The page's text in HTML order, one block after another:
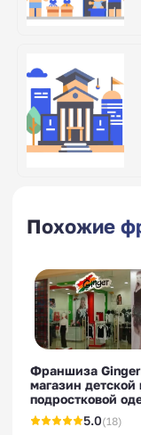
Похожие
Франшиза
магазин детской
подростковой
5.0(18)